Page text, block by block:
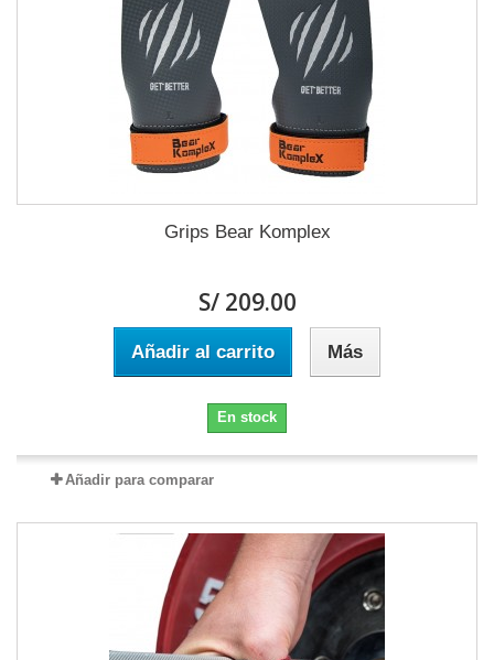
Grips Bear Komplex
S/ 209.00
Añadir al carrito Más
En stock
Añadir para comparar